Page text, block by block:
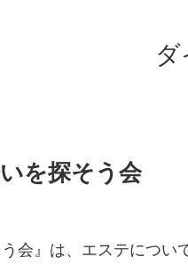
を探そう会
会』は、エステについ